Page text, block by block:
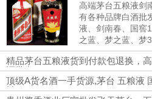
高端茅台五粮液剑
有各种品牌白酒批
液、剑南春、国窖
之蓝、梦之蓝、梦
青红花郎等名酒，
们是白酒厂家一手
信经营,做工精细
家...
精品茅台五粮液货到付款包退换，
源批发
顶级A货名酒一手货源,茅台 五粮液
销